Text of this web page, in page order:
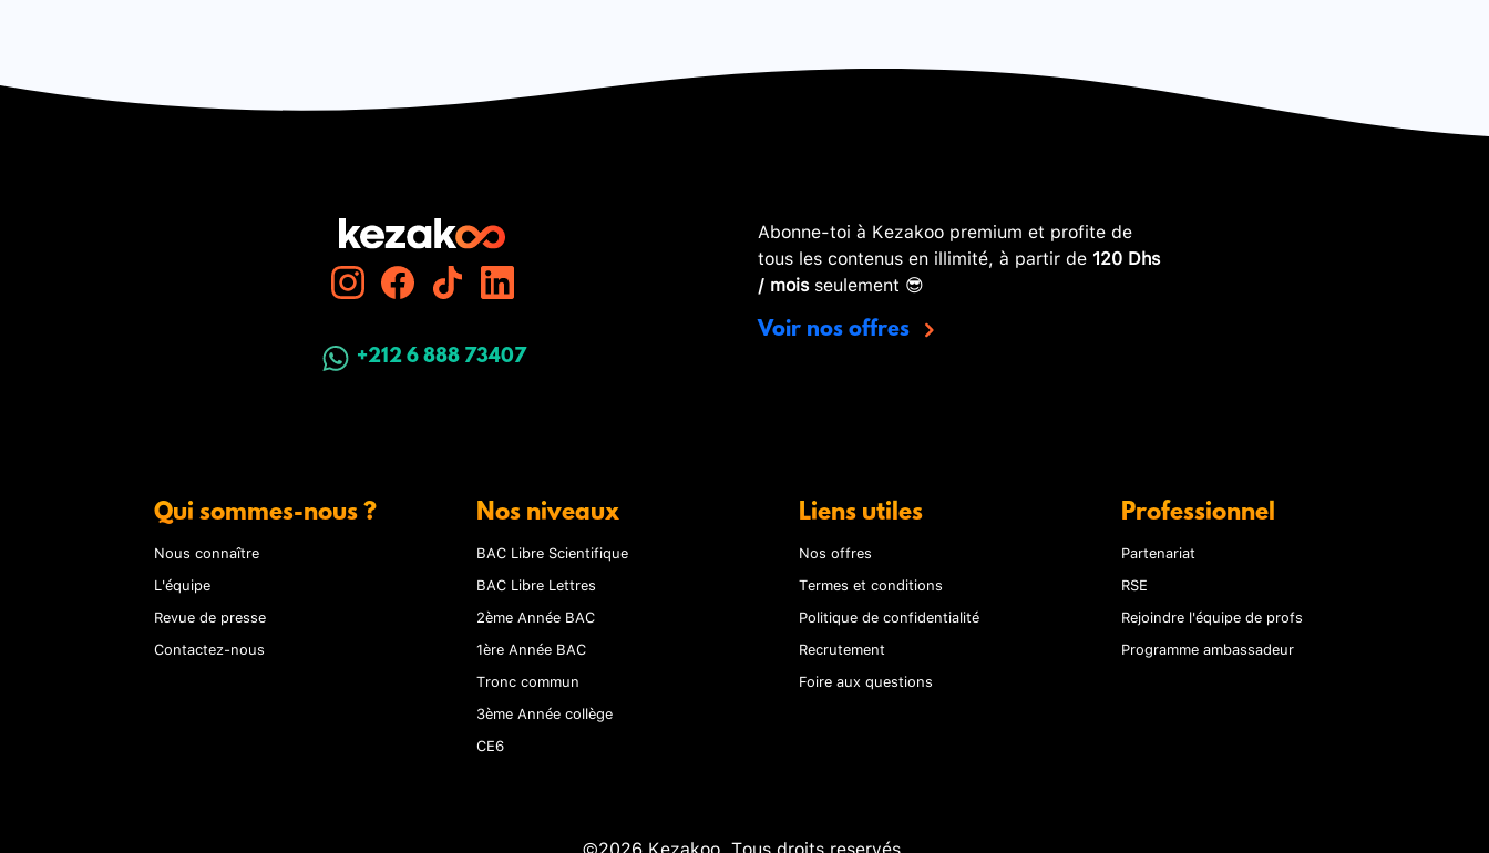
+212 6 888 73407
Abonne-toi à Kezakoo premium et profite de
tous les contenus en illimité, à partir de 120 Dhs
/ moisseulement 😎
Voir nos offres
Qui sommes-nous ?
Nous connaître
L'équipe
Revue de presse
Contactez-nous
Nos niveaux
BAC Libre Scientifique
BAC Libre Lettres
2ème Année BAC
1ère Année BAC
Tronc commun
3ème Année collège
CE6
Liens utiles
Nos offres
Termes et conditions
Politique de confidentialité
Recrutement
Foire aux questions
Professionnel
Partenariat
RSE
Rejoindre l'équipe de profs
Programme ambassadeur